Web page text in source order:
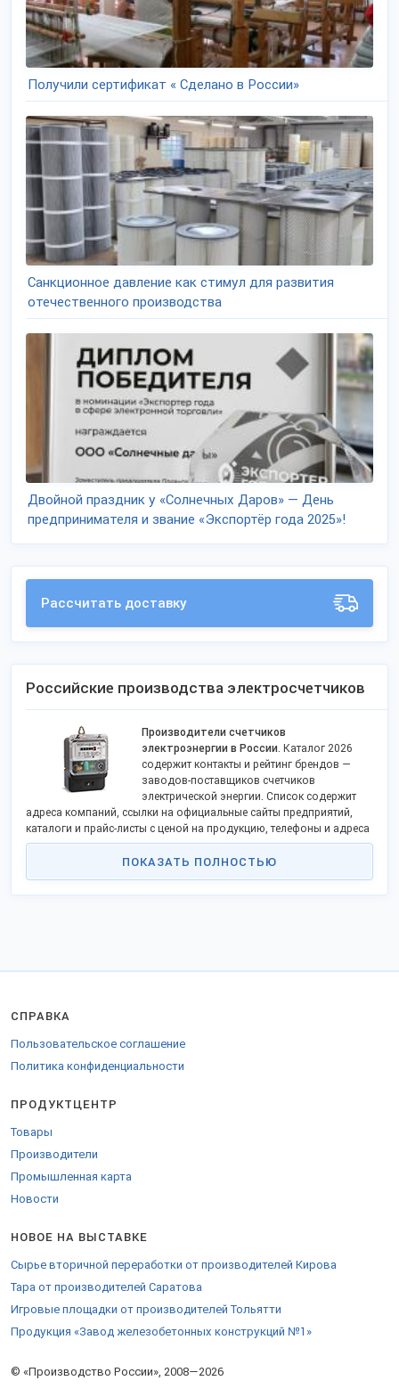
Получили сертификат « Сделано в России»
Санкционное давление как стимул для развития
отечественного производства
Двойной праздник у «Солнечных Даров» — День
предпринимателя и звание «Экспортёр года 2025»!
Рассчитать доставку
Российские производства электросчетчиков
Производители счетчиков
электроэнергии в России. Каталог 2026
содержит контакты и рейтинг брендов —
заводов-поставщиков счетчиков
электрической энергии. Список содержит
адреса компаний, ссылки на официальные сайты предприятий,
каталоги и прайс-листы с ценой на продукцию, телефоны и адреса
электронной почты. Продажа оптом электросчетчиков в
российские регионы, в страны СНГ, за рубеж.
Фабрики и группы компаний наладили производство в крупных
однофазные приборы учета электроэнергии;
счетчик однотарифный и многотарифный (разнообразных
модификаций, класса и механизма).
квартиры и промышленные помещения, разрабатывают модели
для измерений электрической энергии для крупных производств.
При разработке и изготовлении измерительных устройств
механические компоненты для контроля напряжения в кабеле
сети.
Торговые марки приглашают партнеров и оптовых заказчиков к
Чтобы купить товары оптом или уточнить условия сотрудничества
предприятия через сайт выставки. Заказ на прайс-лист отправьте
сотруднику. Доставка продукции транспортными компаниями.
ПОКАЗАТЬ ПОЛНОСТЬЮ
© «Производство России», 2008—2026
СПРАВКА
Пользовательское соглашение
Политика конфиденциальности
ПРОДУКТЦЕНТР
Товары
Производители
Промышленная карта
Новости
НОВОЕ НА ВЫСТАВКЕ
Сырье вторичной переработки от производителей Кирова
Тара от производителей Саратова
Игровые площадки от производителей Тольятти
Продукция «Завод железобетонных конструкций №1»